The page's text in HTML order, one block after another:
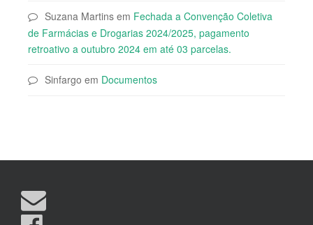
Suzana Martins em Fechada a Convenção Coletiva
de Farmácias e Drogarias 2024/2025, pagamento
retroativo a outubro 2024 em até 03 parcelas.
Sinfargo em Documentos